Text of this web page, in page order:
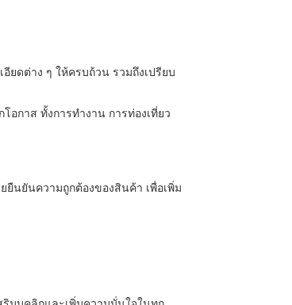
ดต่าง ๆ ให้ครบถ้วน รวมถึงเปรียบ
อกาส ทั้งการทำงาน การท่องเที่ยว
นยันความถูกต้องของสินค้า เพื่อเพิ่ม